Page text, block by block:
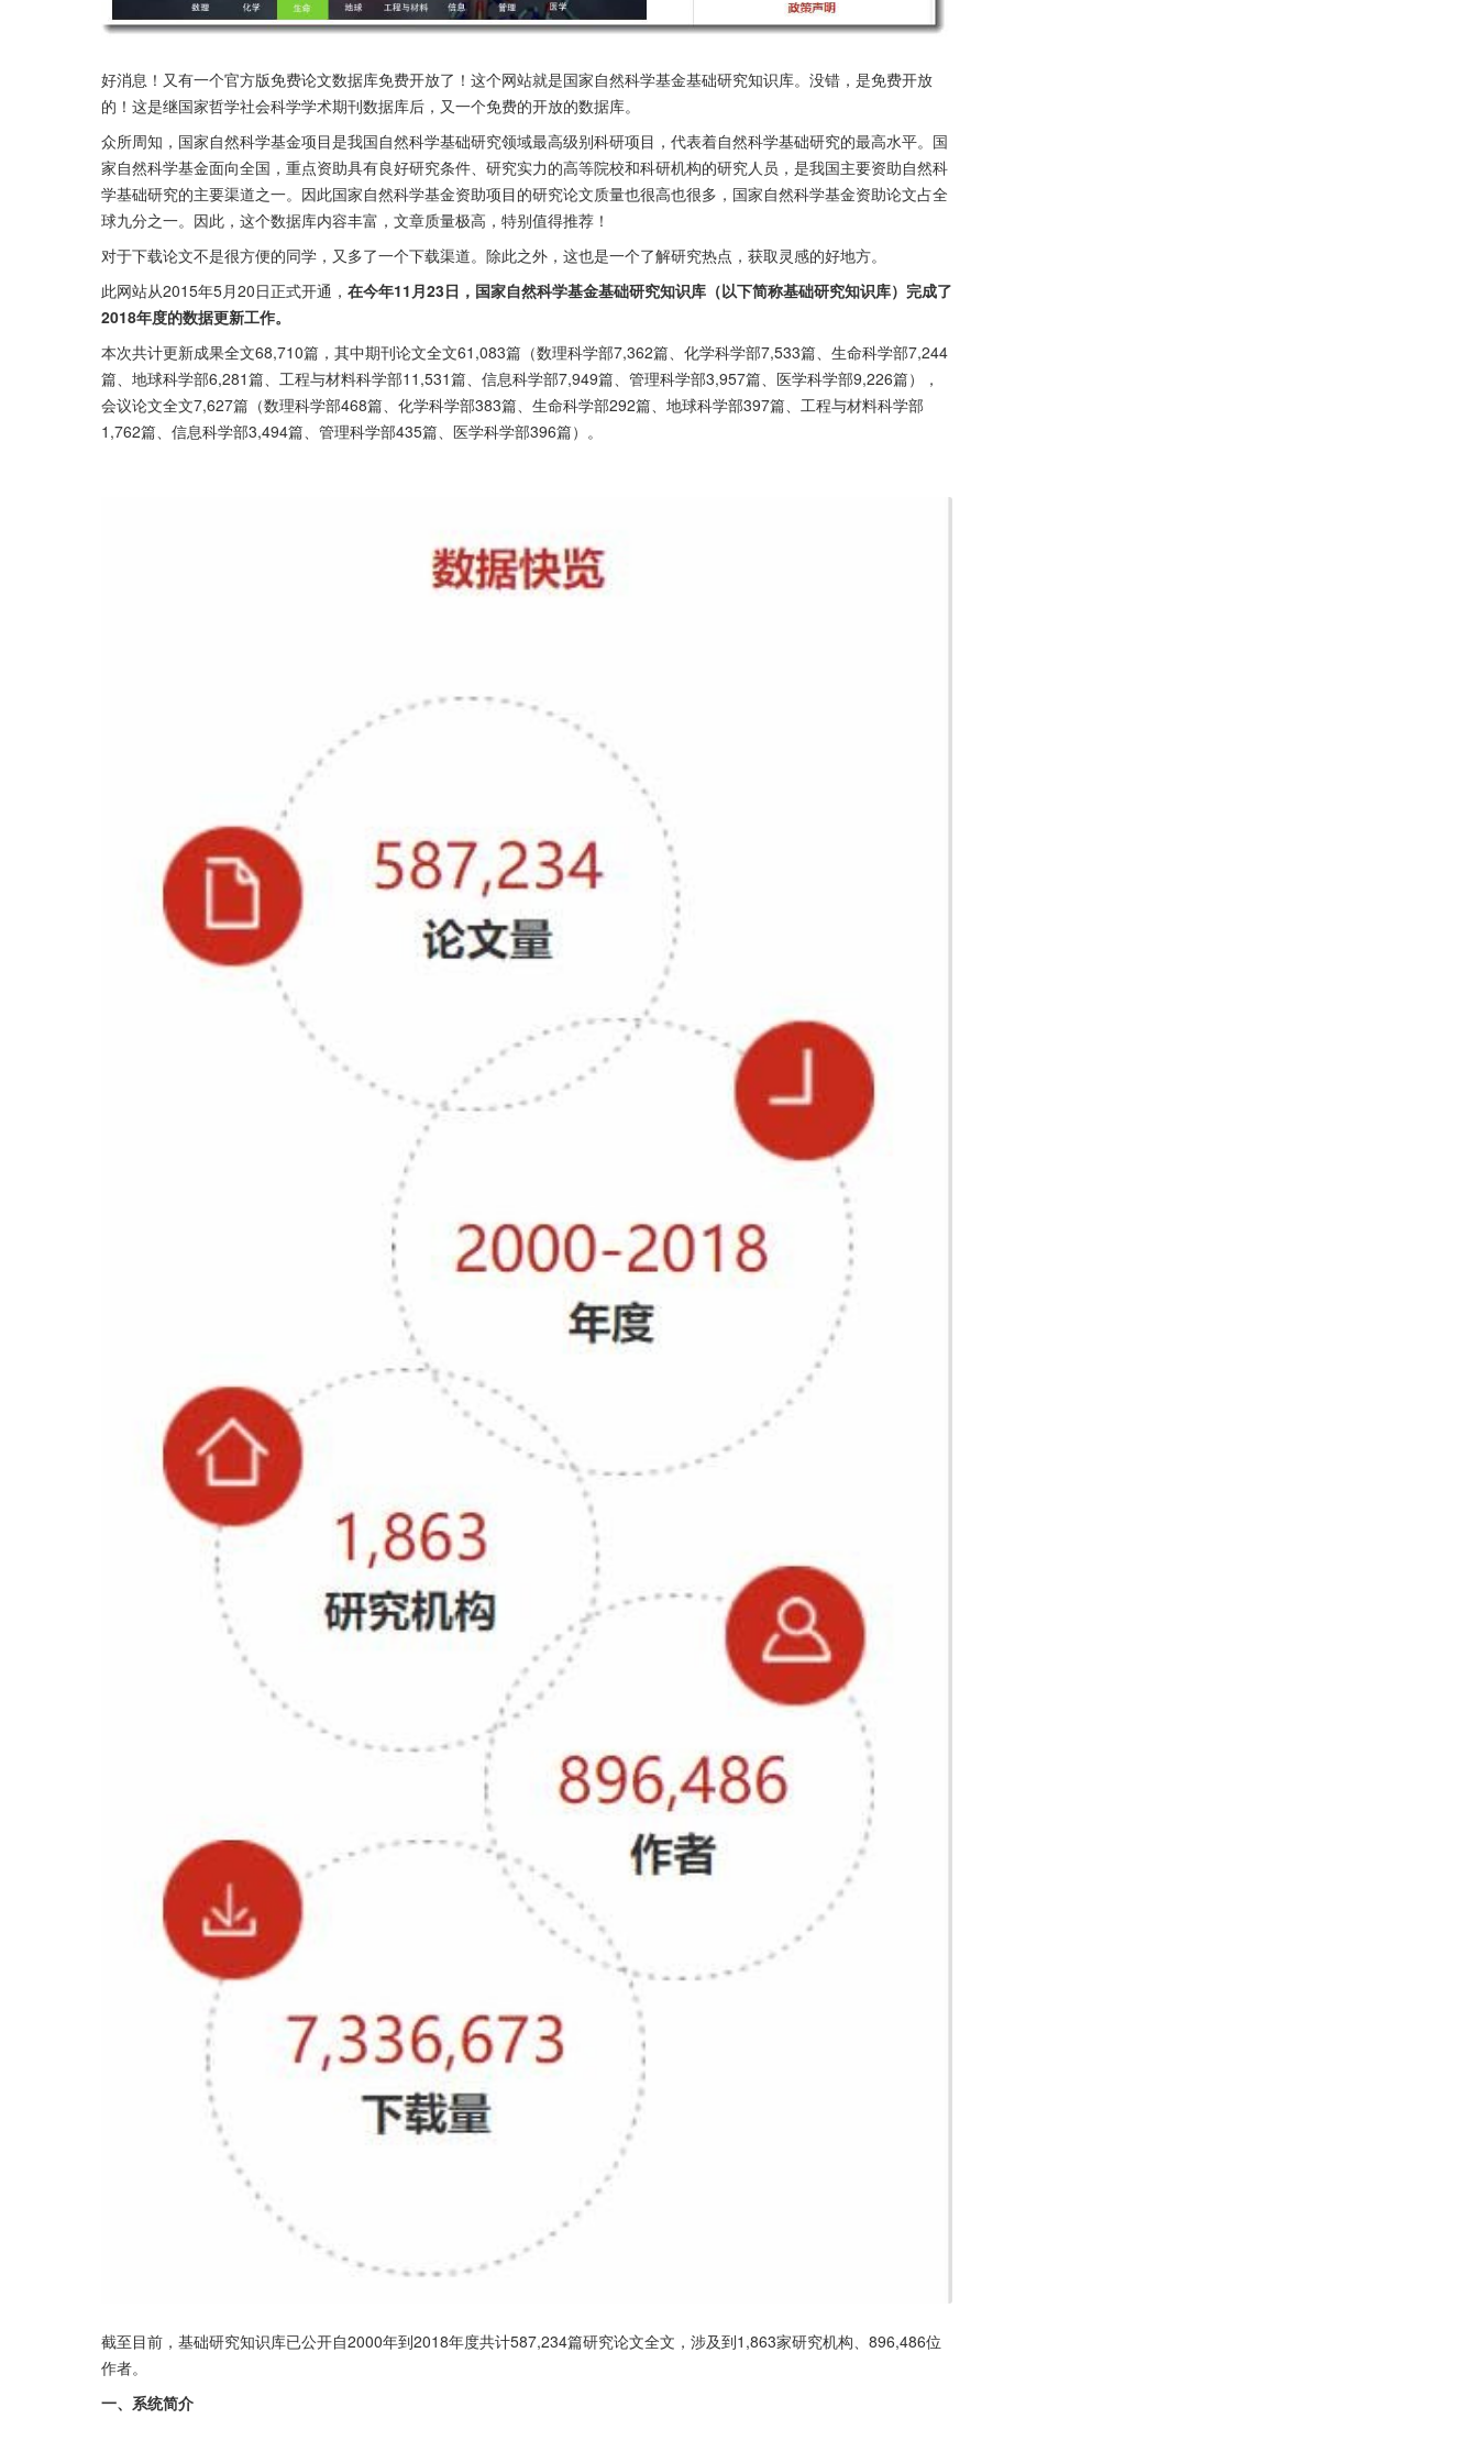
好消息！又有一个官方版免费论文数据库免费开放了！这个网站就是国家自然科学基金基础研究知识库。没错，是免费开放
的！这是继国家哲学社会科学学术期刊数据库后，又一个免费的开放的数据库。
众所周知，国家自然科学基金项目是我国自然科学基础研究领域最高级别科研项目，代表着自然科学基础研究的最高水平。国
家自然科学基金面向全国，重点资助具有良好研究条件、研究实力的高等院校和科研机构的研究人员，是我国主要资助自然科
学基础研究的主要渠道之一。因此国家自然科学基金资助项目的研究论文质量也很高也很多，国家自然科学基金资助论文占全
球九分之一。因此，这个数据库内容丰富，文章质量极高，特别值得推荐！
对于下载论文不是很方便的同学，又多了一个下载渠道。除此之外，这也是一个了解研究热点，获取灵感的好地方。
此网站从2015年5月20日正式开通， 在今年11月23日，国家自然科学基金基础研究知识库（以下简称基础研究知识库）完成了
2018年度的数据更新工作。
本次共计更新成果全文68,710篇，其中期刊论文全文61,083篇（数理科学部7,362篇、化学科学部7,533篇、生命科学部7,244
篇、地球科学部6,281篇、工程与材料科学部11,531篇、信息科学部7,949篇、管理科学部3,957篇、医学科学部9,226篇），
会议论文全文7,627篇（数理科学部468篇、化学科学部383篇、生命科学部292篇、地球科学部397篇、工程与材料科学部
1,762篇、信息科学部3,494篇、管理科学部435篇、医学科学部396篇）。
截至目前，基础研究知识库已公开自2000年到2018年度共计587,234篇研究论文全文，涉及到1,863家研究机构、896,486位
作者。
一、系统简介